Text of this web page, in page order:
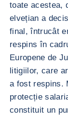
toate acestea,
elvețian a
final, întrucât
respins în
Europene de
litigiilor, care
a fost respins.
protecție
constituit un